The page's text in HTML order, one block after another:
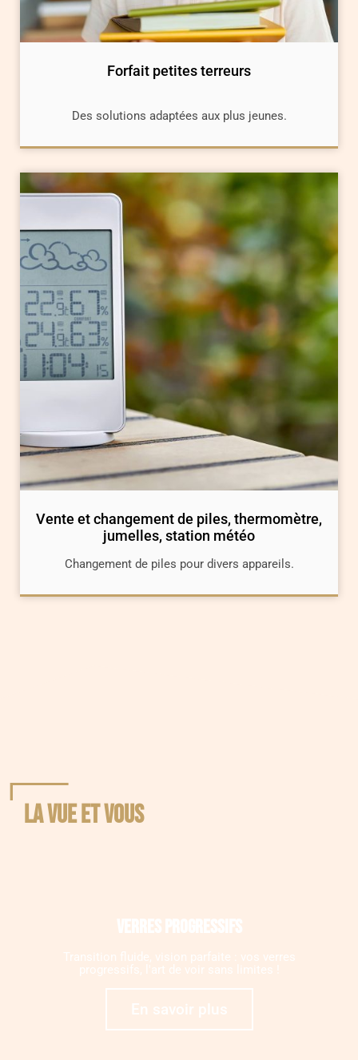
Forfait petites terreurs
Des solutions adaptées aux plus jeunes.
Vente et changement de piles, thermomètre,
jumelles, station météo
Changement de piles pour divers appareils.
La vue et vous
Verres progressifs
Transition fluide, vision parfaite : vos verres
progressifs, l'art de voir sans limites !
En savoir plus